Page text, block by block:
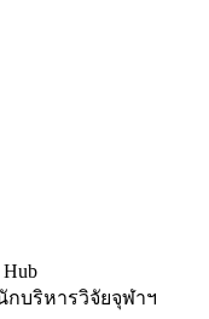
Hub
กบริหารวิจัยจุฬาฯ